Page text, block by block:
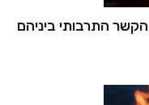
התרבותי ביניהם